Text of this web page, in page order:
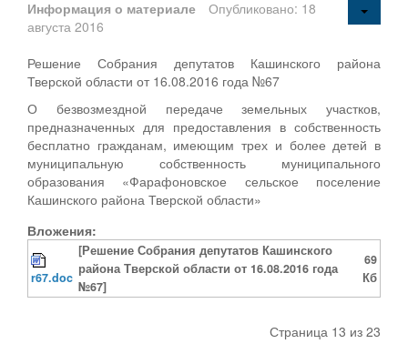
Информация о материале
Опубликовано: 18
августа 2016
Решение Собрания депутатов Кашинского района
Тверской области от 16.08.2016 года №67
О безвозмездной передаче земельных участков,
предназначенных для предоставления в собственность
бесплатно гражданам, имеющим трех и более детей в
муниципальную собственность муниципального
образования «Фарафоновское сельское поселение
Кашинского района Тверской области»
Вложения:
r67.doc
[Решение Собрания депутатов Кашинского
района Тверской области от 16.08.2016 года
№67]
69
Кб
Страница 13 из 23